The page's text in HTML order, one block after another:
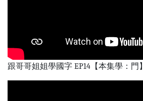
跟哥哥姐姐學國字 EP14【本集學：門】